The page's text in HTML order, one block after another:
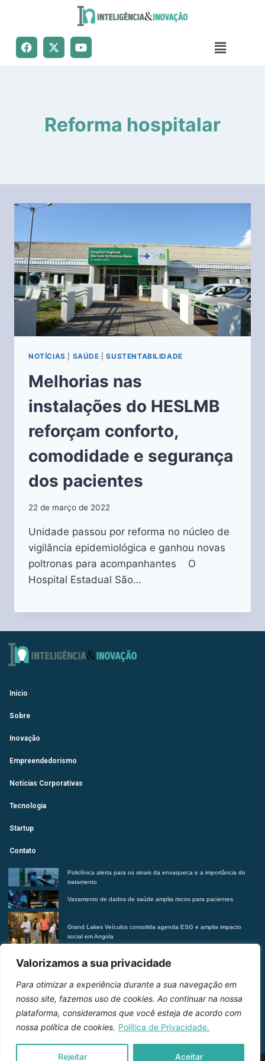
Valorizamos a sua privacidade
Para otimizar a experiência durante a sua navegação em
nosso site, fazemos uso de cookies. Ao continuar na nossa
plataforma, consideramos que você esteja de acordo com
nossa política de cookies. Política de Privacidade.
Rejeitar Aceitar
Reforma hospitalar
NOTÍCIAS SAÚDE |SUSTENTABILIDADE
Melhorias nas
instalações do HESLMB
reforçam conforto,
comodidade e segurança
dos pacientes
22 de março de 2022
Unidade passou por reforma no núcleo de
vigilância epidemiológica e ganhou novas
poltronas para acompanhantes O
Hospital Estadual São…
Início
Sobre
Inovação
Empreendedorismo
Notícias Corporativas
Tecnologia
Startup
Contato
Policlínica alerta para os sinais da enxaqueca e a importância do
tratamento
Vazamento de dados de saúde amplia riscos para pacientes
Grand Lakes Veículos consolida agenda ESG e amplia impacto
social em Angola
HEF reforça a importância de reconhecer os sinais da ansiedade e
buscar ajuda
Entre em contato